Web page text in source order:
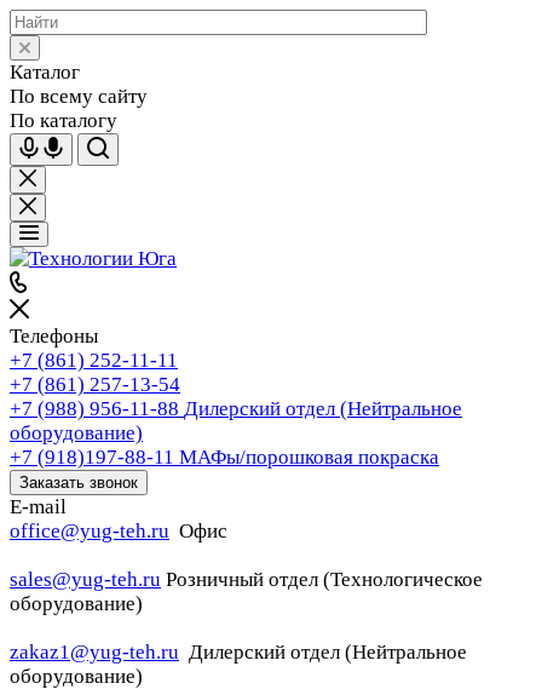
Каталог
По всему сайту
По каталогу
Телефоны
+7 (861) 252-11-11
+7 (861) 257-13-54
+7 (988) 956-11-88 Дилерский отдел (Нейтральное
оборудование)
+7 (918)197-88-11 МАФы/порошковая покраска
Заказать звонок
E-mail
office@yug-teh.ru Офис
sales@yug-teh.ru Розничный отдел (Технологическое
оборудование)
zakaz1@yug-teh.ru Дилерский отдел (Нейтральное
оборудование)